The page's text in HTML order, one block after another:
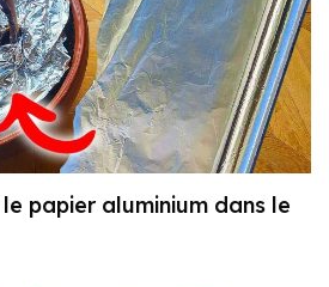
papier aluminium dans le